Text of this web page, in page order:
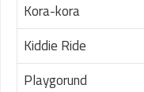
Kora-kora
Kiddie Ride
Playgorund